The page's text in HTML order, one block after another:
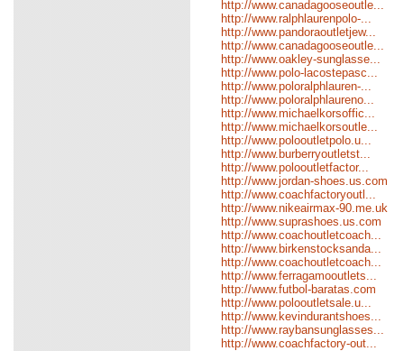
http://www.canadagooseoutle...
http://www.ralphlaurenpolo-...
http://www.pandoraoutletjew...
http://www.canadagooseoutle...
http://www.oakley-sunglasse...
http://www.polo-lacostepasc...
http://www.poloralphlauren-...
http://www.poloralphlaureno...
http://www.michaelkorsoffic...
http://www.michaelkorsoutle...
http://www.polooutletpolo.u...
http://www.burberryoutletst...
http://www.polooutletfactor...
http://www.jordan-shoes.us.com
http://www.coachfactoryoutl...
http://www.nikeairmax-90.me.uk
http://www.suprashoes.us.com
http://www.coachoutletcoach...
http://www.birkenstocksanda...
http://www.coachoutletcoach...
http://www.ferragamooutlets...
http://www.futbol-baratas.com
http://www.polooutletsale.u...
http://www.kevindurantshoes...
http://www.raybansunglasses...
http://www.coachfactory-out...